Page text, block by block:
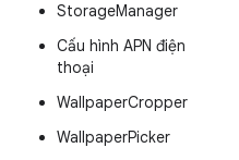
StorageManager
Cấu hình APN điện
thoại
WallpaperCropper
WallpaperPicker